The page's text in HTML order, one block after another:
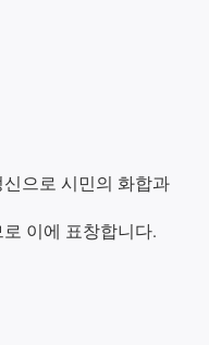
으로 시민의 화합과
이에 표창합니다.